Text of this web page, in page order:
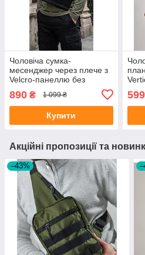
Чоловіча сумка-
месенджер через плече з
Velcro-панеллю без
26x18x2 см, чорна
890 ₴ 1 099 ₴
Купити
599
Акційні пропозиції та
–43%